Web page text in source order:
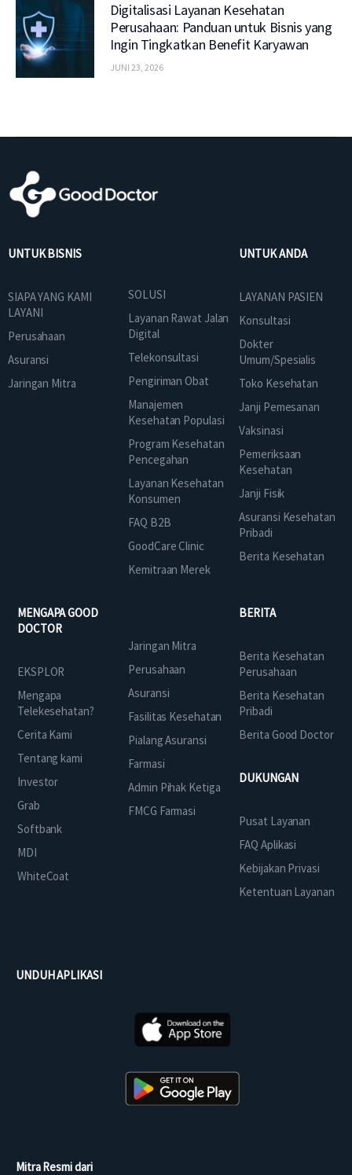
Digitalisasi Layanan Kesehatan
Perusahaan: Panduan untuk Bisnis yang
Ingin Tingkatkan Benefit Karyawan
JUNI 23, 2026
UNTUK BISNIS
SIAPA YANG KAMI
LAYANI
Perusahaan
Asuransi
Jaringan Mitra
SOLUSI
Layanan Rawat Jalan
Digital
Telekonsultasi
Pengiriman Obat
Manajemen
Kesehatan Populasi
Program Kesehatan
Pencegahan
Layanan Kesehatan
Konsumen
FAQ B2B
GoodCare Clinic
Kemitraan Merek
UNTUK ANDA
LAYANAN PASIEN
Konsultasi
Dokter
Umum/Spesialis
Toko Kesehatan
Janji Pemesanan
Vaksinasi
Pemeriksaan
Kesehatan
Janji Fisik
Asuransi Kesehatan
Pribadi
Berita Kesehatan
MENGAPA GOOD
DOCTOR
EKSPLOR
Mengapa
Telekesehatan?
Cerita Kami
Tentang kami
Investor
Grab
Softbank
MDI
WhiteCoat
Jaringan Mitra
Perusahaan
Asuransi
Fasilitas Kesehatan
Pialang Asuransi
Farmasi
Admin Pihak Ketiga
FMCG Farmasi
BERITA
Berita Kesehatan
Perusahaan
Berita Kesehatan
Pribadi
Berita Good Doctor
DUKUNGAN
Pusat Layanan
FAQ Aplikasi
Kebijakan Privasi
Ketentuan Layanan
UNDUH APLIKASI
Mitra Resmi dari